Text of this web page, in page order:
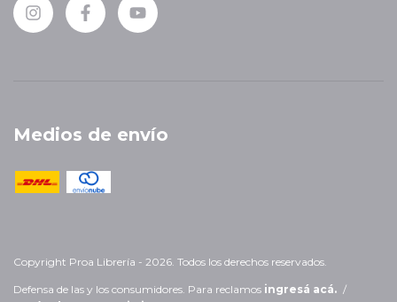
Medios de envío
Copyright Proa Librería - 2026. Todos los derechos reservados.
Defensa de las y los consumidores. Para reclamos ingresá acá. /